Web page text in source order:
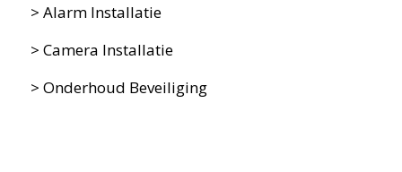
> Alarm Installatie
> Camera Installatie
> Onderhoud Beveiliging